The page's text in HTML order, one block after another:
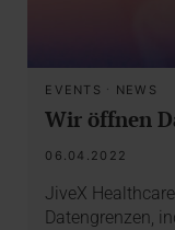
EVENTS · NEWS
Wir öffnen
06.04.2022
JiveX
Datengrenzen,